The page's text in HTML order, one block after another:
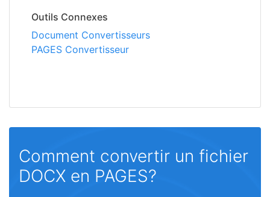
Outils Connexes
Document Convertisseurs
PAGES Convertisseur
Comment convertir un fichier
DOCX en PAGES?